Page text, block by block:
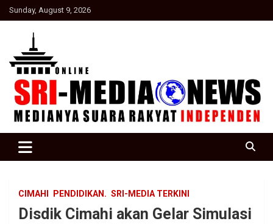
Skip
to
Sunday, August 9, 2026
SRI Media news
CIMAHI PENDIDIKAN. SRI-MEDIA TERKINI
Disdik Cimahi akan Gelar Simulasi